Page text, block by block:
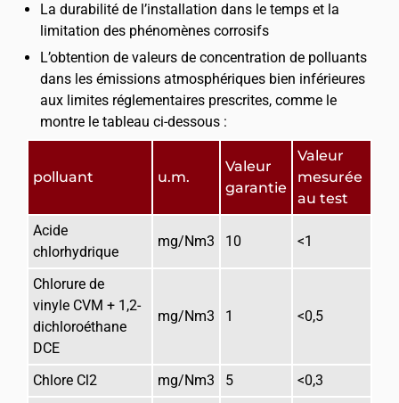
La durabilité de l’installation dans le temps et la
limitation des phénomènes corrosifs
L’obtention de valeurs de concentration de polluants
dans les émissions atmosphériques bien inférieures
aux limites réglementaires prescrites, comme le
montre le tableau ci-dessous :
polluant u.m.
Valeur
garantie
Valeur
mesurée
au test
Acide
chlorhydrique
mg/Nm3 10 <1
Chlorure de
vinyle CVM + 1,2-
dichloroéthane
DCE
mg/Nm3 1 <0,5
Chlore Cl2 mg/Nm3 5
<0,3